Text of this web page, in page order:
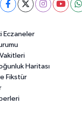
Eczaneler
Haritası
Fikstür